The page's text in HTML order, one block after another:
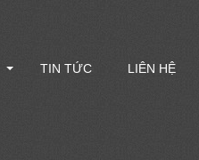
TIN TỨC LIÊN HỆ